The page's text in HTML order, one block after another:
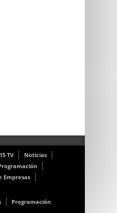
TV
Noticias
Empresas
Programación